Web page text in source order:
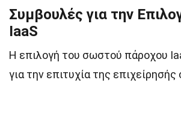
Συμβουλές για την
IaaS
Η επιλογή του σωστού πάροχου
για την επιτυχία της επιχείρησής